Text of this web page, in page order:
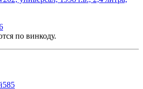
по винкоду.